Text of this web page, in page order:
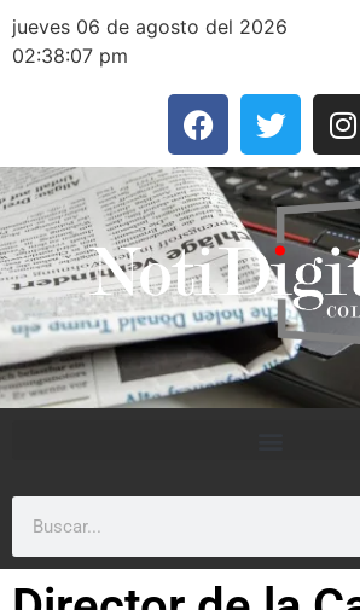
jueves 06 de agosto del 2026
02:38:07 pm